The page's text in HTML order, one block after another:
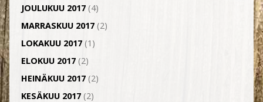
JOULUKUU 2017(4)
MARRASKUU 2017(2)
LOKAKUU 2017(1)
ELOKUU 2017(2)
HEINÄKUU 2017(2)
KESÄKUU 2017(2)